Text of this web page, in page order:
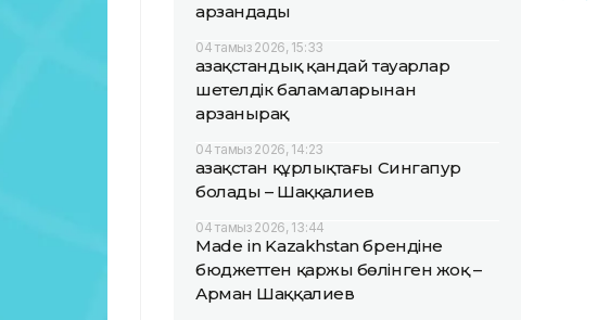
арзандады
04 тамыз 2026, 15:33
Қазақстандық қандай тауарлар
шетелдік баламаларынан
арзанырақ
04 тамыз 2026, 14:23
Қазақстан құрлықтағы Сингапур
болады – Шаққалиев
04 тамыз 2026, 13:44
Made in Kazakhstan брендіне
бюджеттен қаржы бөлінген жоқ –
Арман Шаққалиев